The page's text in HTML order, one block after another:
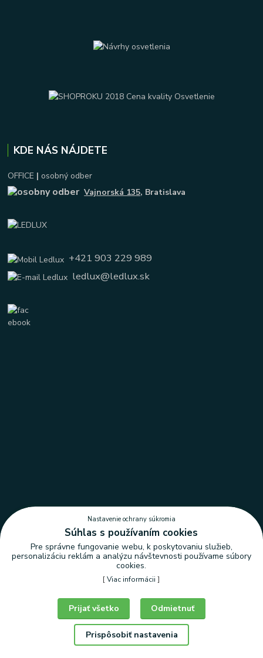
KDE NÁS NÁJDETE
OFFICE | osobný odber
Vajnorská 135, Bratislava
+421 903 229 989
ledlux@ledlux.sk
Nastavenie ochrany súkromia
Nastavenie ochrany súkromia
Súhlas s používaním cookies
Pre správne fungovanie webu, k poskytovaniu služieb,
personalizáciu reklám a analýzu návštevnosti používame súbory
cookies.
[Viac informácii ]
Odmietnuť
Prispôsobiť nastavenia
Prijať všetko